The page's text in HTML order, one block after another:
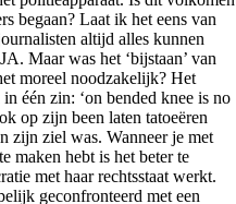
begaan? Laat ik het eens van
altijd alles kunnen
Maar was het ‘bijstaan’ van
moreel noodzakelijk? Het
één zin: ‘on bended knee is no
op zijn been laten tatoeëren
zijn ziel was. Wanneer je met
maken hebt is het beter te
met haar rechtsstaat werkt.
geconfronteerd met een